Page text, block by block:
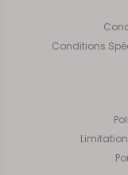
Conditions